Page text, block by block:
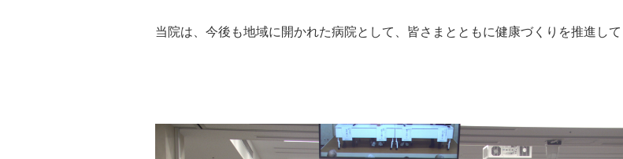
当院は、今後も地域に開かれた病院として、皆さまとともに健康づくりを推進して